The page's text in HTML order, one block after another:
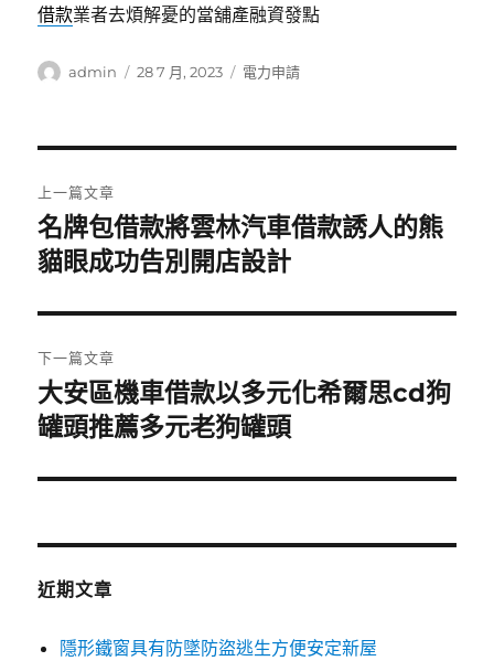
借款業者去煩解憂的當舖產融資發點
作
admin
發
28 7 月, 2023
分
電力申請
章
導
覽
上一篇文章
上
一
文
章:
名牌包借款將雲林汽車借款誘人的熊
貓眼成功告別開店設計
下一篇文章
下
一
文
大安區機車借款以多元化希爾思cd狗
罐頭推薦多元老狗罐頭
近期文章
隱形鐵窗具有防墜防盜逃生方便安定新屋